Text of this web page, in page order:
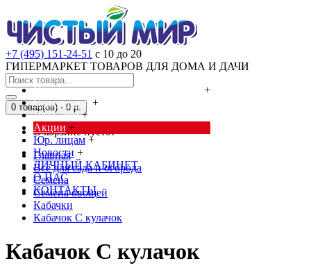
+7 (495) 151-24-51 с 10 до 20
ГИПЕРМАРКЕТ ТОВАРОВ ДЛЯ ДОМА И ДАЧИ
Cредства от насекомых и грызунов
+
Сад, огород +
Дача, дом +
Акции +
Юр. лицам +
Новости +
ЛИЧНЫЙ КАБИНЕТ
О НАС
КОНТАКТЫ
0 товар(ов) - 0 р.
В корзине пусто!
Главная
Всё для сада и огорода
Семена
Семена овощей
Кабачки
Кабачок С кулачок
Кабачок С кулачок